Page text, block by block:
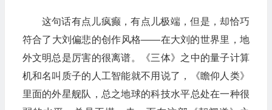
这句话有点儿疯癫，有点儿极端，但是，却恰巧
符合了大刘偏悲的创作风格——在大刘的世界里，地
外文明总是厉害的很离谱。《三体》之中的量子计算
机和名叫质子的人工智能就不用说了，《瞻仰人类》
里面的外星舰队，总之地球的科技水平总处在一种很